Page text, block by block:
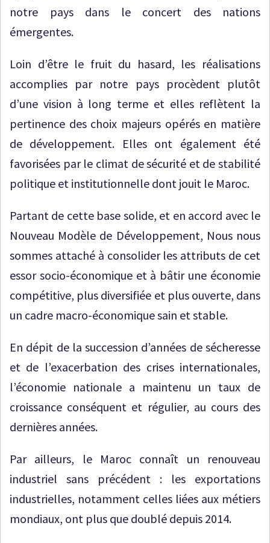
notre pays dans le concert des nations
émergentes.
Loin d’être le fruit du hasard, les réalisations
accomplies par notre pays procèdent plutôt
d’une vision à long terme et elles reflètent la
pertinence des choix majeurs opérés en matière
de développement. Elles ont également été
favorisées par le climat de sécurité et de stabilité
politique et institutionnelle dont jouit le Maroc.
Partant de cette base solide, et en accord avec le
Nouveau Modèle de Développement, Nous nous
sommes attaché à consolider les attributs de cet
essor socio-économique et à bâtir une économie
compétitive, plus diversifiée et plus ouverte, dans
un cadre macro-économique sain et stable.
En dépit de la succession d’années de sécheresse
et de l’exacerbation des crises internationales,
l’économie nationale a maintenu un taux de
croissance conséquent et régulier, au cours des
dernières années.
Par ailleurs, le Maroc connaît un renouveau
industriel sans précédent : les exportations
industrielles, notamment celles liées aux métiers
mondiaux, ont plus que doublé depuis 2014.